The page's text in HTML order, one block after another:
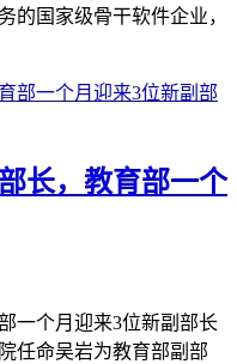
的国家级骨干软件企业，
长，教育部一个
一个月迎来3位新副部长
任命吴岩为教育部副部